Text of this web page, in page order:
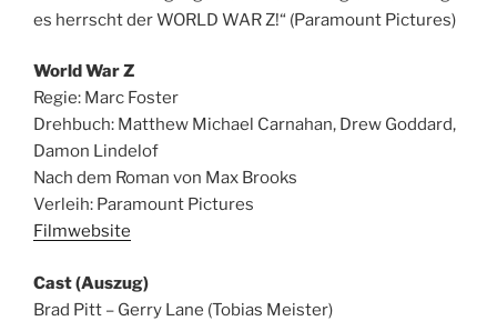
es herrscht der WORLD WAR Z!“ (Paramount Pictures)
World War Z
Regie: Marc Foster
Drehbuch: Matthew Michael Carnahan, Drew Goddard,
Damon Lindelof
Nach dem Roman von Max Brooks
Verleih: Paramount Pictures
Filmwebsite
Cast (Auszug)
Brad Pitt – Gerry Lane (Tobias Meister)